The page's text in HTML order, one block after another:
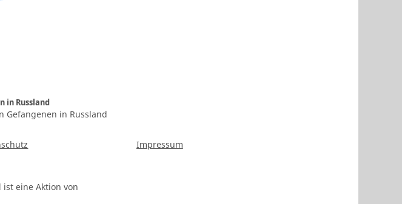
in Russland
Gefangenen in Russland
Impressum
ist eine Aktion von